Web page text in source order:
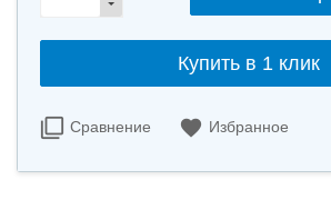
Купить в 1 клик
Сравнение Избранное